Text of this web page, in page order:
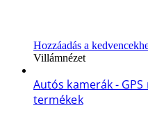
Hozzáadás a
Villámnézet
Autós kamerák -
termékek